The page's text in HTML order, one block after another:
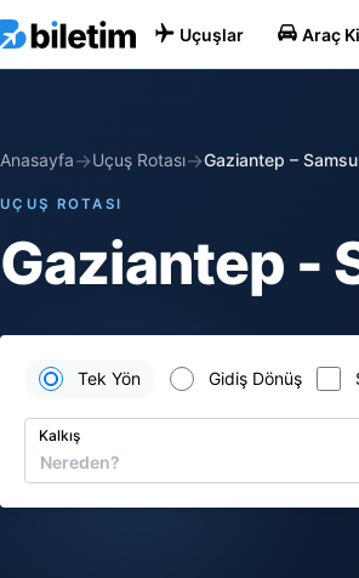
Uçuşlar Araç
Anasayfa→Uçuş Rotası→Gaziantep –
UÇUŞ ROTASI
Gaziantep -
Tek Yön Gidiş Dönüş
Kalkış